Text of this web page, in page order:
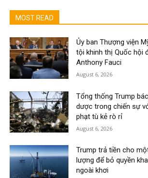
MOST READ
Ủy ban Thượng viện
tội khinh thị Quốc hội
Anthony Fauci
August 6, 2026
Tổng thống Trump
dược trong chiến sự
phạt tù kẻ rò rỉ
August 6, 2026
Trump trả tiền cho
lượng để bỏ quyền
ngoài khơi